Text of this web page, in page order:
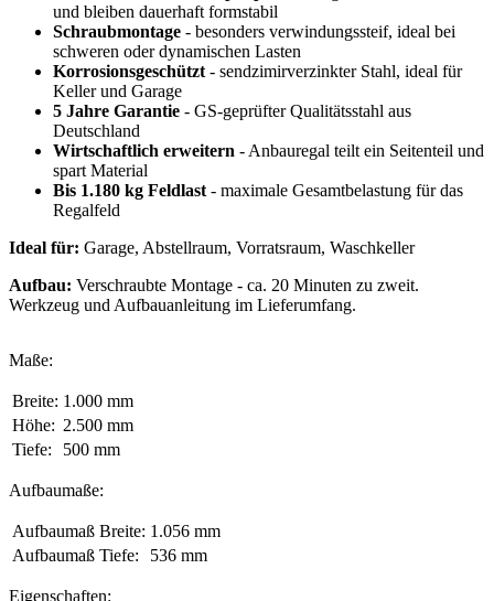
und bleiben dauerhaft formstabil
Schraubmontage - besonders verwindungssteif, ideal bei
schweren oder dynamischen Lasten
Korrosionsgeschützt- sendzimirverzinkter Stahl, ideal für
Keller und Garage
5 Jahre Garantie - GS-geprüfter Qualitätsstahl aus
Deutschland
Wirtschaftlich erweitern - Anbauregal teilt ein Seitenteil und
spart Material
Bis 1.180 kg Feldlast- maximale Gesamtbelastung für das
Regalfeld
Ideal für: Garage, Abstellraum, Vorratsraum, Waschkeller
Aufbau: Verschraubte Montage - ca. 20 Minuten zu zweit.
Werkzeug und Aufbauanleitung im Lieferumfang.
Maße:
Breite: 1.000 mm
Höhe: 2.500 mm
Tiefe:
500 mm
Aufbaumaße:
Aufbaumaß Breite: 1.056 mm
Aufbaumaß Tiefe:
536 mm
Eigenschaften: